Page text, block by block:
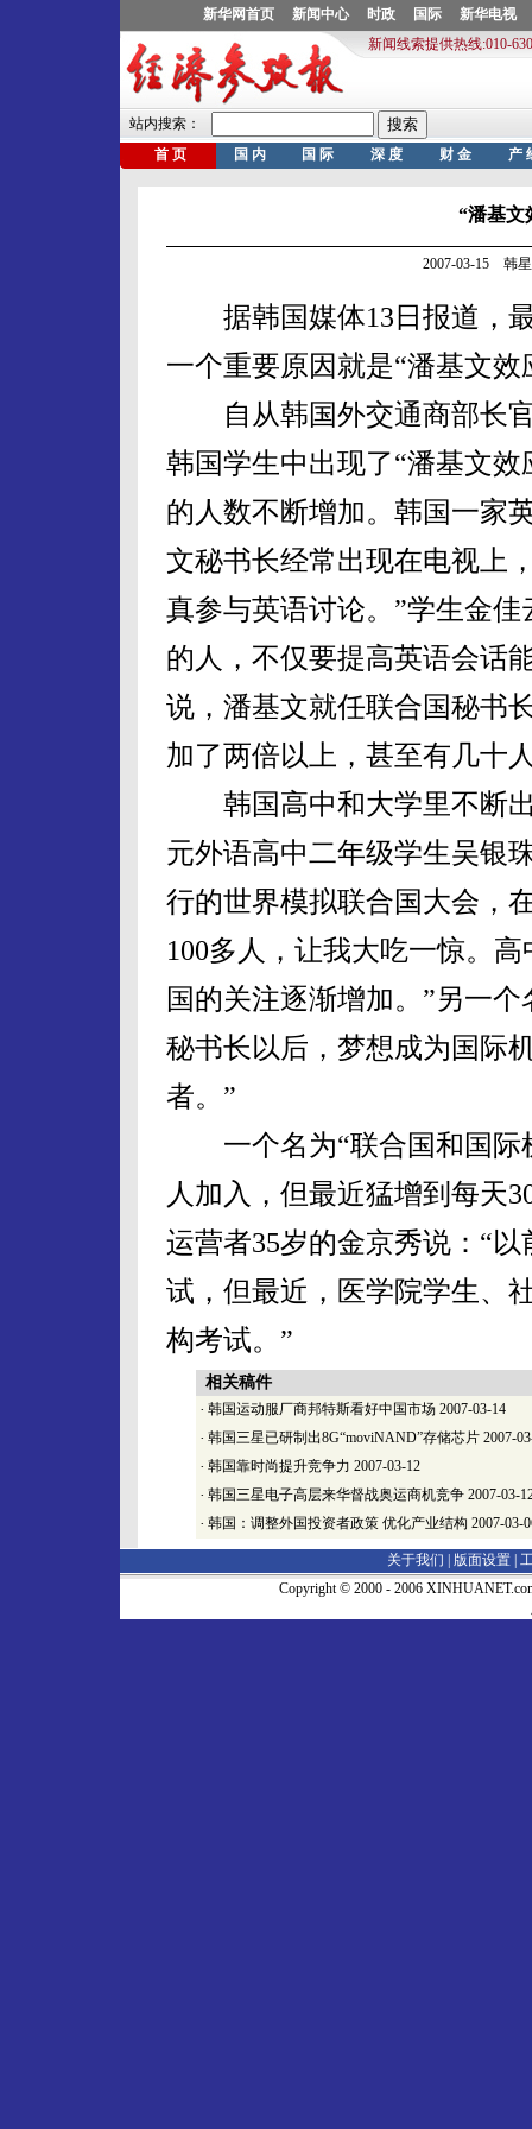
“潘基文
2007-03-15 韩星
据韩国媒体13日报道，最
一个重要原因就是“潘基文效
自从韩国外交通商部长官
韩国学生中出现了“潘基文
的人数不断增加。韩国一家
文秘书长经常出现在电视上
真参与英语讨论。”学生金
的人，不仅要提高英语会话
说，潘基文就任联合国秘书
加了两倍以上，甚至有几十
韩国高中和大学里不断出
元外语高中二年级学生吴银
行的世界模拟联合国大会，
100多人，让我大吃一惊。
国的关注逐渐增加。”另一
秘书长以后，梦想成为国际
者。”
一个名为“联合国和国际
人加入，但最近猛增到每天
运营者35岁的金京秀说：“
试，但最近，医学院学生、
构考试。”
相关稿件
· 韩国运动服厂商邦特斯看好中国市场 2007-03-14
· 韩国三星已研制出8G“moviNAND”存储芯片 2007-
· 韩国靠时尚提升竞争力 2007-03-12
· 韩国三星电子高层来华督战奥运商机竞争 2007-03-
· 韩国：调整外国投资者政策 优化产业结构 2007-03-
关于我们 | 版面设置
Copyright © 2000 - 2006